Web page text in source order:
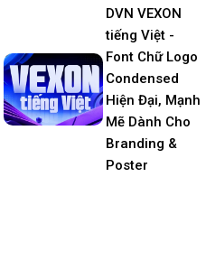
DVN VEXON
tiếng Việt -
Font Chữ Logo
Condensed
Hiện Đại, Mạnh
Mẽ Dành Cho
Branding &
Poster